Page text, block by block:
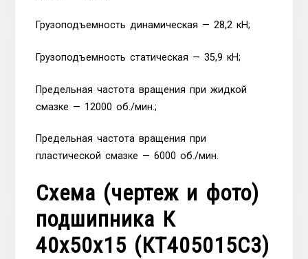
Грузоподъемность динамическая — 28,2 кН;
Грузоподъемность статическая — 35,9 кН;
Предельная частота вращения при жидкой
смазке — 12000 об./мин.;
Предельная частота вращения при
пластической смазке — 6000 об./мин.
Схема (чертеж и фото)
подшипника К
40х50х15 (КT405015C3)